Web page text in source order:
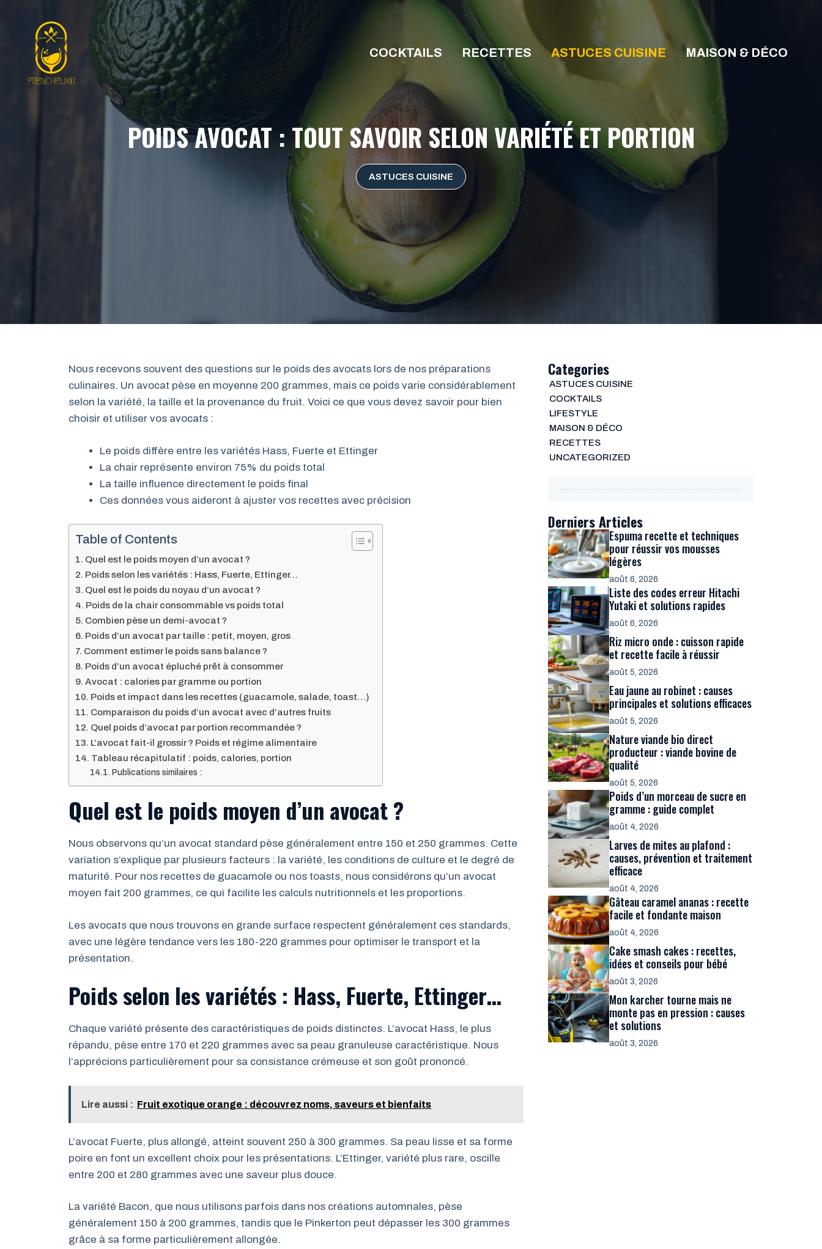
contenu
COCKTAILS RECETTES ASTUCES CUISINE MAISON & DÉCO
POIDS AVOCAT : TOUT SAVOIR SELON VARIÉTÉ ET PORTION
ASTUCES CUISINE
Nous recevons souvent des questions sur le poids des avocats lors de nos préparations
culinaires. Un avocat pèse en moyenne 200 grammes, mais ce poids varie considérablement
selon la variété, la taille et la provenance du fruit. Voici ce que vous devez savoir pour bien
choisir et utiliser vos avocats :
Le poids diffère entre les variétés Hass, Fuerte et Ettinger
La chair représente environ 75% du poids total
La taille influence directement le poids final
Ces données vous aideront à ajuster vos recettes avec précision
Table of Contents
Quel est le poids moyen d’un avocat ?
Poids selon les variétés : Hass, Fuerte, Ettinger…
Quel est le poids du noyau d’un avocat ?
Poids de la chair consommable vs poids total
Combien pèse un demi-avocat ?
Poids d’un avocat par taille : petit, moyen, gros
Comment estimer le poids sans balance ?
Poids d’un avocat épluché prêt à consommer
Avocat : calories par gramme ou portion
Poids et impact dans les recettes (guacamole, salade, toast…)
Comparaison du poids d’un avocat avec d’autres fruits
Quel poids d’avocat par portion recommandée ?
L’avocat fait-il grossir ? Poids et régime alimentaire
Tableau récapitulatif : poids, calories, portion
Publications similaires :
Quel est le poids moyen d’un avocat ?
Nous observons qu’un avocat standard pèse généralement entre 150 et 250 grammes. Cette
variation s’explique par plusieurs facteurs : la variété, les conditions de culture et le degré de
maturité. Pour nos recettes de guacamole ou nos toasts, nous considérons qu’un avocat
moyen fait 200 grammes, ce qui facilite les calculs nutritionnels et les proportions.
Les avocats que nous trouvons en grande surface respectent généralement ces standards,
avec une légère tendance vers les 180-220 grammes pour optimiser le transport et la
présentation.
Poids selon les variétés : Hass, Fuerte, Ettinger…
Chaque variété présente des caractéristiques de poids distinctes. L’avocat Hass, le plus
répandu, pèse entre 170 et 220 grammes avec sa peau granuleuse caractéristique. Nous
l’apprécions particulièrement pour sa consistance crémeuse et son goût prononcé.
Lire aussi : Fruit exotique orange : découvrez noms, saveurs et bienfaits
L’avocat Fuerte, plus allongé, atteint souvent 250 à 300 grammes. Sa peau lisse et sa forme
poire en font un excellent choix pour les présentations. L’Ettinger, variété plus rare, oscille
entre 200 et 280 grammes avec une saveur plus douce.
La variété Bacon, que nous utilisons parfois dans nos créations automnales, pèse
généralement 150 à 200 grammes, tandis que le Pinkerton peut dépasser les 300 grammes
grâce à sa forme particulièrement allongée.
Categories
ASTUCES CUISINE
COCKTAILS
LIFESTYLE
MAISON & DÉCO
RECETTES
UNCATEGORIZED
Derniers Articles
Espuma recette et techniques
pour réussir vos mousses
légères
août 6, 2026
Liste des codes erreur Hitachi
Yutaki et solutions rapides
août 6, 2026
Riz micro onde : cuisson rapide
et recette facile à réussir
août 5, 2026
Eau jaune au robinet : causes
principales et solutions efficaces
août 5, 2026
Nature viande bio direct
producteur : viande bovine de
qualité
août 5, 2026
Poids d’un morceau de sucre en
gramme : guide complet
août 4, 2026
Larves de mites au plafond :
causes, prévention et traitement
efficace
août 4, 2026
Gâteau caramel ananas : recette
facile et fondante maison
août 4, 2026
Cake smash cakes : recettes,
idées et conseils pour bébé
août 3, 2026
Mon karcher tourne mais ne
monte pas en pression : causes
et solutions
août 3, 2026